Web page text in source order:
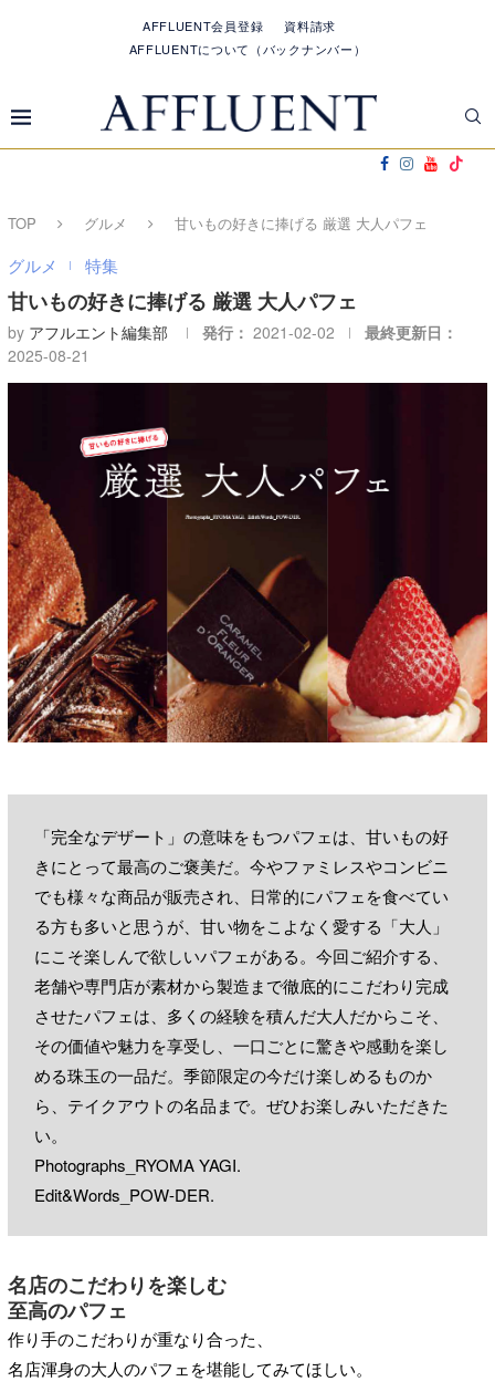
AFFLUENT会員登録
資料請求
AFFLUENTについて（バックナンバー）
TOP グルメ 甘いもの好きに捧げる 厳選 大人パフェ
グルメ 特集
甘いもの好きに捧げる 厳選 大人パフェ
by アフルエント編集部 発行： 2021-02-02
最終更新日：
2025-08-21
「完全なデザート」の意味をもつパフェは、甘いもの好
きにとって最高のご褒美だ。今やファミレスやコンビニ
でも様々な商品が販売され、日常的にパフェを食べてい
る方も多いと思うが、甘い物をこよなく愛する「大人」
にこそ楽しんで欲しいパフェがある。今回ご紹介する、
老舗や専門店が素材から製造まで徹底的にこだわり完成
させたパフェは、多くの経験を積んだ大人だからこそ、
その価値や魅力を享受し、一口ごとに驚きや感動を楽し
める珠玉の一品だ。季節限定の今だけ楽しめるものか
ら、テイクアウトの名品まで。ぜひお楽しみいただきた
い。
Photographs_RYOMA YAGI.
Edit&Words_POW-DER.
名店のこだわりを楽しむ
至高のパフェ
作り手のこだわりが重なり合った、
名店渾身の大人のパフェを堪能してみてほしい。